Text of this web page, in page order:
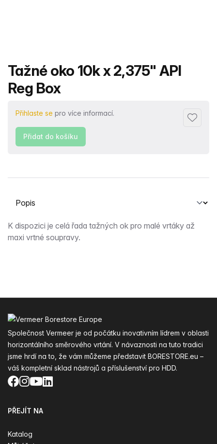
Název produktu
Tažné oko 10k x 2,375" API
Reg Box
Přihlaste se pro více informací.
Přidat
Přidat do košíku
Vyberte kartu
Popis
K dispozici je celá řada tažných ok pro malé vrtáky až
maxi vrtné soupravy.
Společnost Vermeer je od počátku inovativním lídrem v oblasti
horizontálního směrového vrtání. V návaznosti na tuto tradici
jsme hrdí na to, že vám můžeme představit BORESTORE.eu –
váš kompletní sklad nástrojů a příslušenství pro HDD.
Facebook
Instagram
YouTube
LinkedIn
PŘEJÍT NA
Katalog